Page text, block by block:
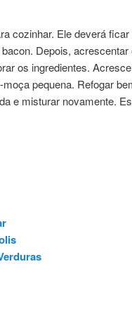
cozinhar. Ele deverá
Depois,
os ingredientes.
pequena. Refogar
e misturar novamente.